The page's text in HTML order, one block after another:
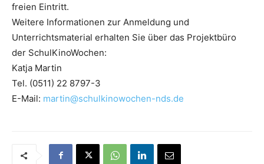
freien Eintritt.
Weitere Informationen zur Anmeldung und
Unterrichtsmaterial erhalten Sie über das Projektbüro
der SchulKinoWochen:
Katja Martin
Tel. (0511) 22 8797-3
E-Mail: martin@schulkinowochen-nds.de